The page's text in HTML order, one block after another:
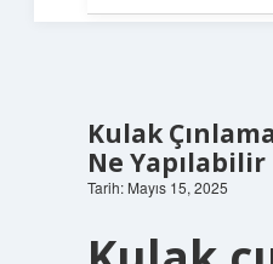
Kulak
Ne Yapılabilir
Tarih: Mayıs 15, 2025